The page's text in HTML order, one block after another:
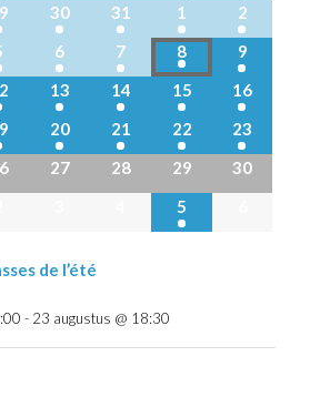
30 31 1
2
6 7 8
9
13 14 15
16
20 21 22
23
27 28 29
30
5
de l’été
- 23 augustus @ 18:30